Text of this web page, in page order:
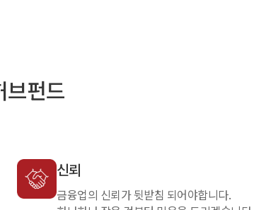
브펀드
신뢰
금융업의 신뢰가 뒷받침 되어야합니다.